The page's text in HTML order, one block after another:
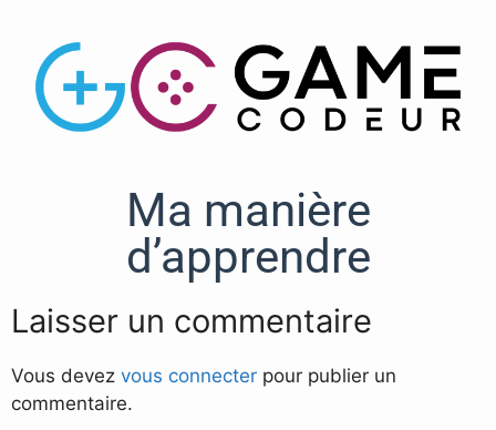
Ma manière
d’apprendre
Laisser un commentaire
Vous devez vous connecter pour publier un
commentaire.